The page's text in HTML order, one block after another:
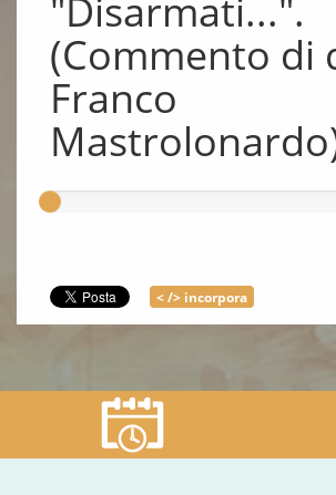
"Disarmati...".
(Commento di
Franco
< /> incorpora